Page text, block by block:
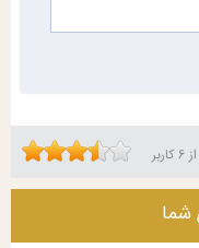
از 6 کاربر
شما